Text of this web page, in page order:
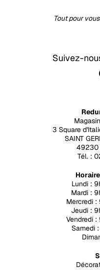
Tout pour
Suivez-
3 Square
SAINT
49230
Tél. :
Lundi :
Mardi :
Mercredi :
Jeudi :
Vendredi :
Samedi